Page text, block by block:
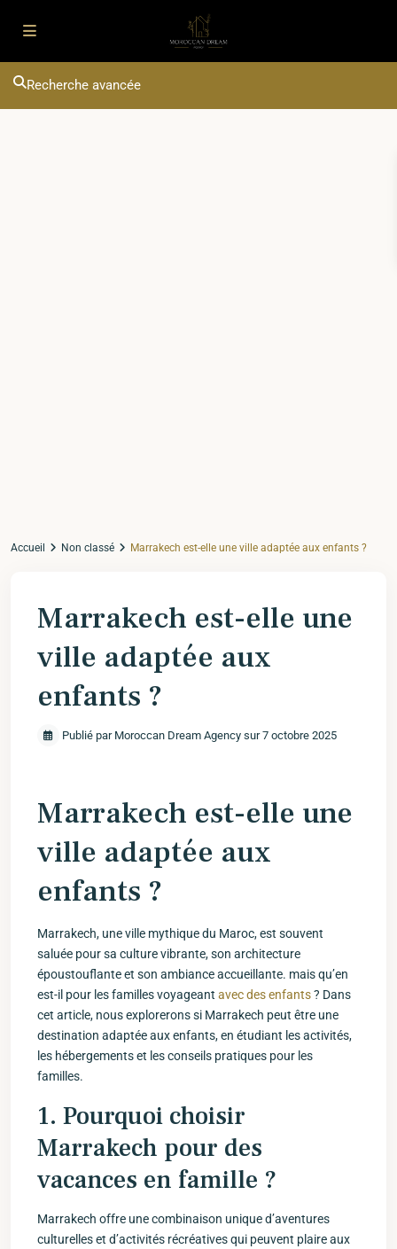
Recherche avancée
Accueil Non classé Marrakech est-elle une ville adaptée aux enfants ?
Marrakech est-elle une
ville adaptée aux
enfants ?
Publié par Moroccan Dream Agency sur 7 octobre 2025
Marrakech⁤ est-elle une
ville adaptée aux
enfants ?
Marrakech, une ville mythique du Maroc, est souvent
saluée pour sa ‍culture vibrante, son architecture
époustouflante​ et son ambiance accueillante.​ mais qu’en
est-il pour les familles voyageant avec des enfants? Dans
cet article, nous explorerons si Marrakech peut être une
destination adaptée ⁣aux​ enfants, en étudiant les activités,
les hébergements et⁢ les conseils pratiques pour les
familles.
1. Pourquoi choisir ​
Marrakech pour des
vacances en famille ?
Marrakech offre une combinaison unique ⁤d’aventures
culturelles et d’activités⁤ récréatives ‍qui peuvent plaire aux